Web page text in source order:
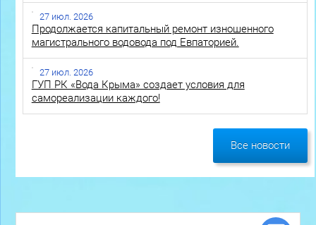
27 июл. 2026
Продолжается капитальный ремонт изношенного
магистрального водовода под Евпаторией.
27 июл. 2026
ГУП РК «Вода Крыма» создает условия для
самореализации каждого!
Все новости